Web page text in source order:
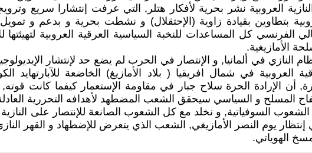
العروبية نشر بحرية لأفكار هتلر, التي عرفت إنتشارا سريع
بتطاوين بقيادة زاوية (الإحتقلال) و نشطت بحرية و بدعم و
الفرنسي كل المساعدات للنخبة السياسية العرقية العروبية
الأمازيغية.
النظام النازي في ألمانيا, و الإنتصار في الحرب لم يضع حد لإنتشار
العروبية في شمال افريقيا ( بلاد الأمازيغ) الخاضعة
أن الإرادة الحرة سلاح جبار في مقاومة الإستعمار كيفما
المسلح و السياسي سيحقق الشعب المضطهد لأهدافه التحررية
السوفياتية, و نخلد مع كل الشعوب الصانعة للإنتصار على
في إنتظار يوم النصر الأمازيغي, الشعب الذي يتعرض للإضطهاد و القهر
الهوياتي.